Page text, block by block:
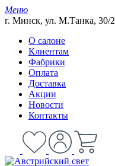
Меню
г. Минск, ул. М.Танка, 30/2
О салоне
Клиентам
Фабрики
Оплата
Доставка
Акции
Новости
Контакты